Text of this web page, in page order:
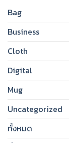
Bag
Business
Cloth
Digital
Mug
Uncategorized
ทั้งหมด